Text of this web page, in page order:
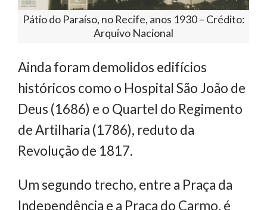
Pátio do Paraíso, no Recife, anos 1930 – Crédito:
Arquivo Nacional
Ainda foram demolidos edifícios
históricos como o Hospital São João de
Deus (1686) e o Quartel do Regimento
de Artilharia (1786), reduto da
Revolução de 1817.
Um segundo trecho, entre a Praça da
Independência e a Praça do Carmo, é